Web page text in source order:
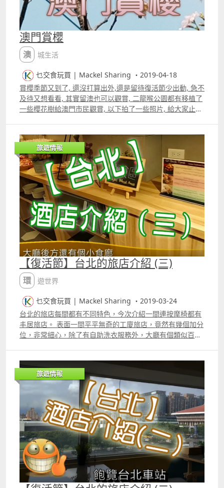
澳門賞櫻
澳城生活
乜交食玩買 | Mackel Sharing ・2019-04-18
賞櫻季節又到了, 還沒打算出外,還是留待復活節少出動, 急不
及待又想看看, 其實留澳也可以觀賞, 二龍喉公園都有移植了
一些櫻花樹給澳門市民觀賞, 以下拍了一些照片, 給大家止一
旅遊情報
【復活節】台北的旅店介紹 (三)
環遊世界
乜交食玩買 | Mackel Sharing ・2019-03-24
台北的旅店每間都有不同特色，今次介紹一間連按摩椅都有
丰居旅店。 表面一間平平無奇的工廈旅店，竟然有幾個加分
位，非常細心，除了有自助洗衣服務外，大廳有個類似百子
秘密地方，就是地庫一層有個休臮室，室內有提供按摩椅及
電視。 賣點自助洗衣服務、免費的生活用品、按摩器、按摩
椅及電視。 更多片段：
旅遊情報